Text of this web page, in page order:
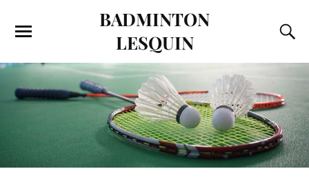
BADMINTON
LESQUIN